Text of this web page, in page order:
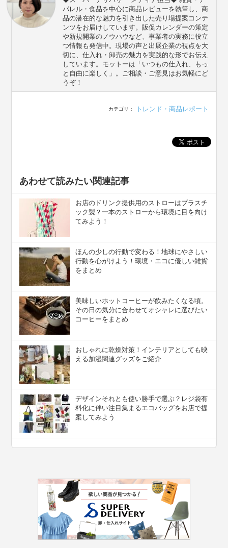
パレル・食品を中心に商品レビューを執筆し、商
品の潜在的な魅力を引き出した売り場提案コンテ
ンツをお届けしています。販促カレンダーの策定
や新規開業のノウハウなど、事業者の実務に役立
つ情報も発信中。現場の声と出展企業の視点を大
切に、仕入れ・卸売の魅力を実践的な形でお伝え
しています。モットーは「いつもの仕入れ、もっ
と自由に楽しく」。ご相談・ご意見はお気軽にど
うぞ！
カテゴリ： トレンド・商品レポート
あわせて読みたい関連記事
お店のドリンク提供用のストローはプラスチ
ック製？一本のストローから環境に目を向け
てみよう！
ほんの少しの行動で変わる！地球にやさしい
行動を心がけよう！環境・エコに優しい雑貨
をまとめ
美味しいホットコーヒーが飲みたくなる頃。
その日の気分に合わせてオシャレに選びたい
コーヒーをまとめ
おしゃれに乾燥対策！インテリアとしても映
える加湿関連グッズをご紹介
デザインそれとも使い勝手で選ぶ？レジ袋有
料化に伴い注目集まるエコバッグをお店で提
案してみよう